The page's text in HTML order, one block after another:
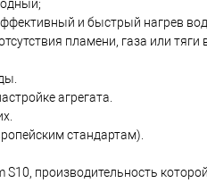
и быстрый нагрев
пламени, газа или
агрегата.
стандартам).
производительность